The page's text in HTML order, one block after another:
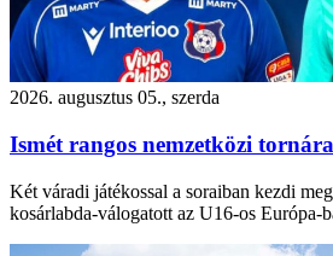
2026. augusztus 05., szerda
Ismét rangos nemzetközi
Két váradi játékossal a soraiban kezdi
kosárlabda-válogatott az U16-os Európa-